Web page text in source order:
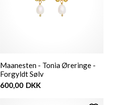
Maanesten - Tonia Øreringe -
Forgyldt Sølv
600,00 DKK